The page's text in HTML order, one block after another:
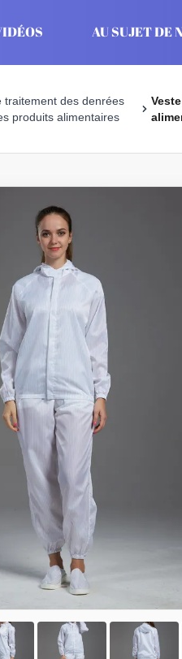
AU SUJET DE
traitement des denrées
produits alimentaires